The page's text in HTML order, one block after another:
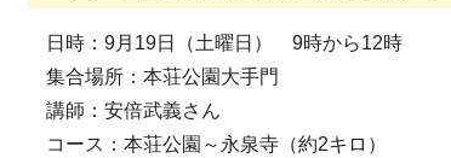
日時：9月19日（土曜日） 9時から12時
集合場所：本荘公園大手門
講師：安倍武義さん
コース：本荘公園～永泉寺（約2キロ）